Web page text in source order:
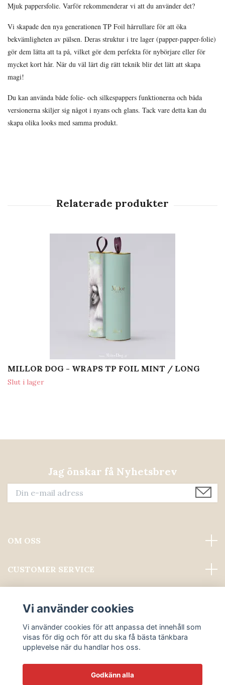
Mjuk pappersfolie. Varför rekommenderar vi att du använder det?
Vi skapade den nya generationen TP Foil hårrullare för att öka
bekvämligheten av pälsen. Deras struktur i tre lager (papper-papper-folie)
gör dem lätta att ta på, vilket gör dem perfekta för nybörjare eller för
mycket kort hår. När du väl lärt dig rätt teknik blir det lätt att skapa
magi!
Du kan använda både folie- och silkespappers funktionerna och båda
versionerna skiljer sig något i nyans och glans. Tack vare detta kan du
skapa olika looks med samma produkt.
MILLOR DOG - WRAPS TP FOIL MINT / LONG
Slut i lager
Jag önskar få Nyhetsbrev
OM OSS
CUSTOMER SERVICE
Sociala medier
Vi använder cookies
Vi använder cookies för att anpassa det innehåll som
visas för dig och för att du ska få bästa tänkbara
upplevelse när du handlar hos oss.
Godkänn alla